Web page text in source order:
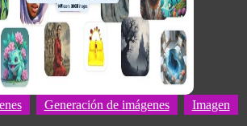
Generación de imágenes Imagen